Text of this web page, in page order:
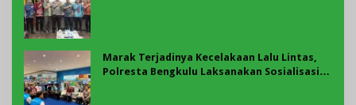
Marak Terjadinya Kecelakaan Lalu Lintas,
Polresta Bengkulu Laksanakan Sosialisasi